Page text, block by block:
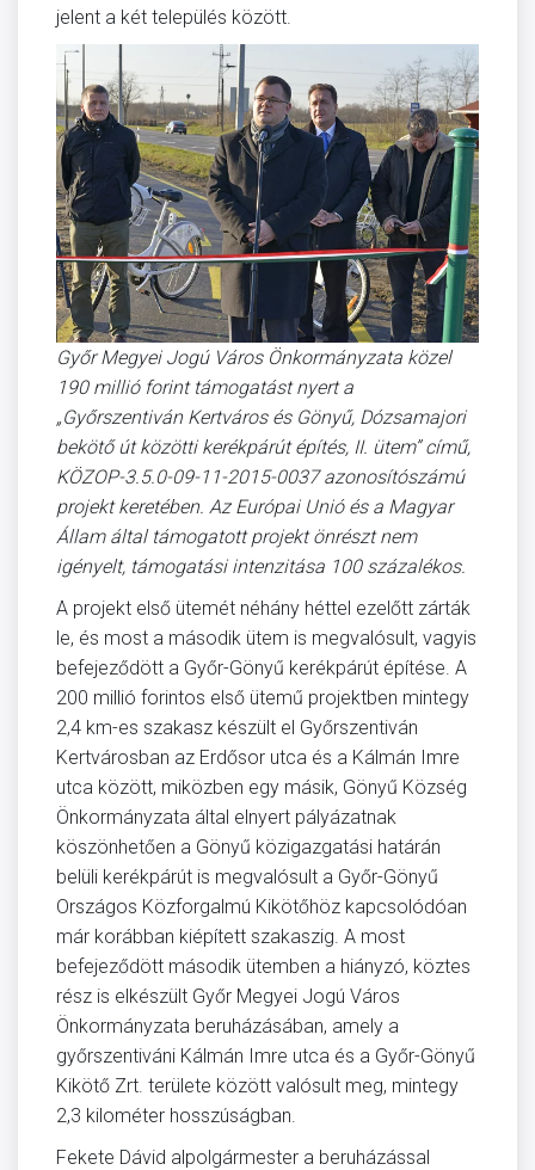
jelent a két település között.
Győr Megyei Jogú Város Önkormányzata közel
190 millió forint támogatást nyert a
„Győrszentiván Kertváros és Gönyű, Dózsamajori
bekötő út közötti kerékpárút építés, II. ütem” című,
KÖZOP-3.5.0-09-11-2015-0037 azonosítószámú
projekt keretében. Az Európai Unió és a Magyar
Állam által támogatott projekt önrészt nem
igényelt, támogatási intenzitása 100 százalékos.
A projekt első ütemét néhány héttel ezelőtt zárták
le, és most a második ütem is megvalósult, vagyis
befejeződött a Győr-Gönyű kerékpárút építése. A
200 millió forintos első ütemű projektben mintegy
2,4 km-es szakasz készült el Győrszentiván
Kertvárosban az Erdősor utca és a Kálmán Imre
utca között, miközben egy másik, Gönyű Község
Önkormányzata által elnyert pályázatnak
köszönhetően a Gönyű közigazgatási határán
belüli kerékpárút is megvalósult a Győr-Gönyű
Országos Közforgalmú Kikötőhöz kapcsolódóan
már korábban kiépített szakaszig. A most
befejeződött második ütemben a hiányzó, köztes
rész is elkészült Győr Megyei Jogú Város
Önkormányzata beruházásában, amely a
győrszentiváni Kálmán Imre utca és a Győr-Gönyű
Kikötő Zrt. területe között valósult meg, mintegy
2,3 kilométer hosszúságban.
Fekete Dávid alpolgármester a beruházással